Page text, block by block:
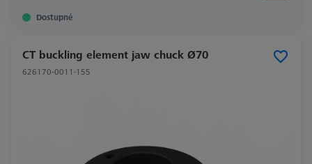
Dostupné
CT buckling element jaw chuck Ø70
626170-0011-155